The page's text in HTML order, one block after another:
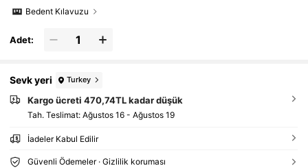
Bedent Kılavuzu
Adet:
Sevk yeri Turkey
Kargo ücreti 470,74TL kadar düşük
Tah. Teslimat: Ağustos 16 - Ağustos 19
İadeler Kabul Edilir
Güvenli Ödemeler · Gizlilik koruması